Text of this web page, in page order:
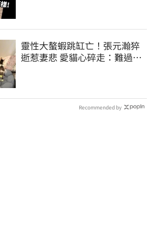
靈性大螯蝦跳缸亡！張元瀚猝
逝惹妻悲 愛貓心碎走：難過不
Recommended by